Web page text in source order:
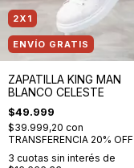
2X1
ENVÍO GRATIS
ZAPATILLA KING MAN
BLANCO CELESTE
$49.999
$39.999,20 con
TRANSFERENCIA 20% OFF
3 cuotas sin interés de